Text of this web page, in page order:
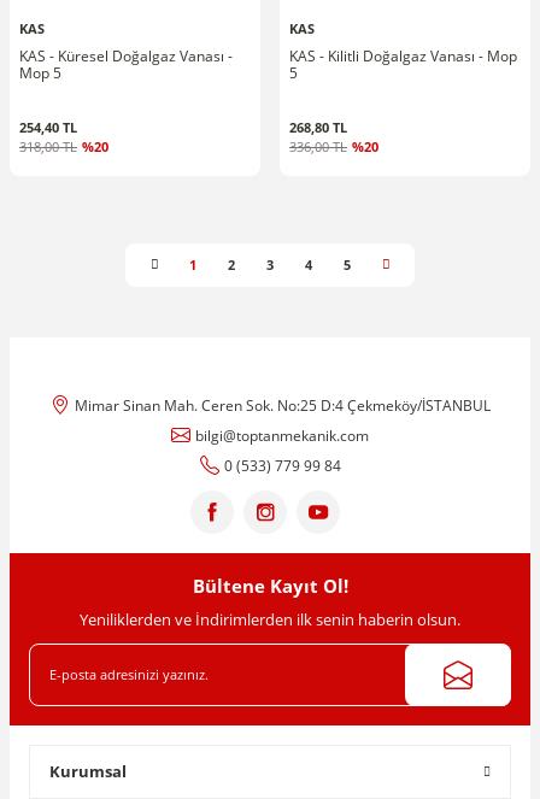
KAS
KAS - Küresel Doğalgaz Vanası -
Mop 5
254,40 TL
318,00 TL %20
KAS
KAS - Kilitli Doğalgaz Vanası - Mop
5
268,80 TL
336,00 TL %20
1 2 3 4 5
Mimar Sinan Mah. Ceren Sok. No:25 D:4 Çekmeköy/İSTANBUL
bilgi@toptanmekanik.com
0 (533) 779 99 84
Bültene Kayıt Ol!
Yeniliklerden ve İndirimlerden ilk senin haberin olsun.
Kurumsal